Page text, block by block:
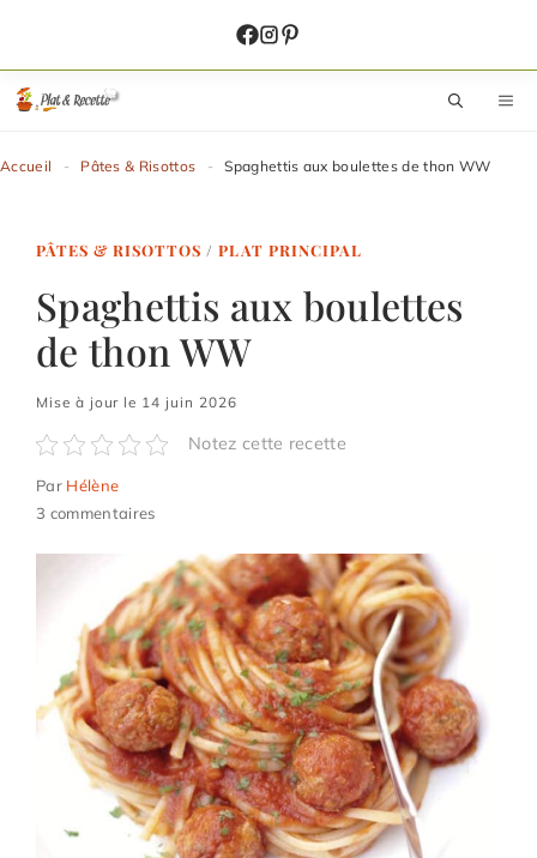
contenu
Accueil - Pâtes & Risottos - Spaghettis aux boulettes de thon WW
PÂTES & RISOTTOS /PLAT PRINCIPAL
Spaghettis aux boulettes
de thon WW
Mise à jour le 14 juin 2026
Notez cette recette
Par Hélène
3 commentaires